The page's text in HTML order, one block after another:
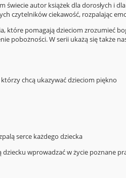
świecie autor książek dla dorosłych i
czytelników ciekawość, rozpalając
które pomagają dzieciom zrozumieć
pobożności. W serii ukażą się także
chcą ukazywać dzieciom piękno
serce każdego dziecka
wprowadzać w życie poznane